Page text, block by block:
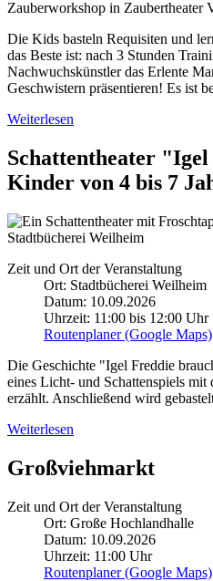
Zauberworkshop in
Die Kids basteln Requisiten und
das Beste ist: nach 3 Stunden
Nachwuchskünstler das Erlente
Geschwistern präsentieren! Es ist
Weiterlesen
Schattentheater
Kinder von 4 bis 7
Stadtbücherei Weilheim
Zeit und Ort der Veranstaltung
Ort: Stadtbücherei Weilheim
Datum: 10.09.2026
Uhrzeit: 11:00 bis 12:00 Uhr
Routenplaner (Google Maps)
Die Geschichte "Igel Freddie
eines Licht- und Schattenspiels
erzählt. Anschließend wird
Weiterlesen
Großviehmarkt
Zeit und Ort der Veranstaltung
Ort: Große Hochlandhalle
Datum: 10.09.2026
Uhrzeit: 11:00 Uhr
Routenplaner (Google Maps)